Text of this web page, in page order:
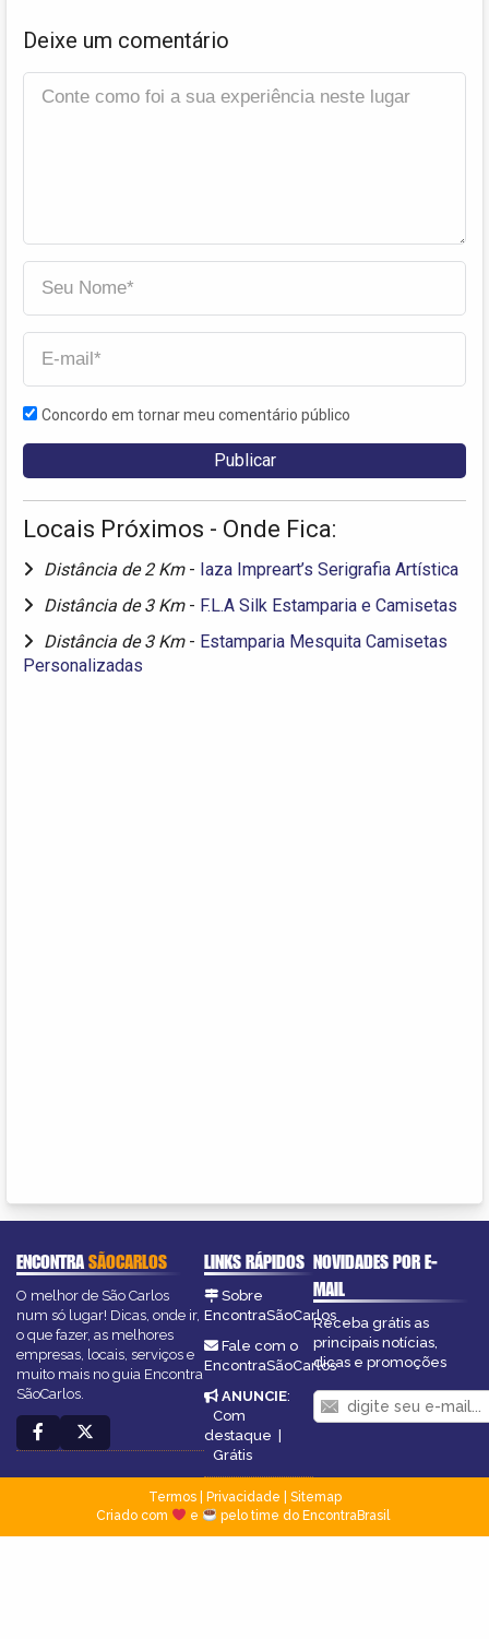
Deixe um comentário
Concordo em tornar meu comentário público
Locais Próximos - Onde Fica:
Distância de 2 Km - Iaza Impreart’s Serigrafia Artística
Distância de 3 Km - F.L.A Silk Estamparia e Camisetas
Distância de 3 Km - Estamparia Mesquita Camisetas
Personalizadas
ENCONTRASÃOCARLOS
O melhor de São Carlos
num só lugar! Dicas, onde ir,
o que fazer, as melhores
empresas, locais, serviços e
muito mais no guia Encontra
SãoCarlos.
LINKS RÁPIDOS
Sobre
EncontraSãoCarlos
Fale com o
EncontraSãoCarlos
ANUNCIE:
Com
destaque |
Grátis
NOVIDADES POR E-
MAIL
Receba grátis as
principais notícias,
dicas e promoções
Termos| Privacidade
Sitemap
Criado com
e pelo time do EncontraBrasil